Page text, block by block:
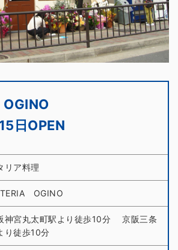
OGINO
日OPEN
リア料理
OGINO
神宮丸太町駅より徒歩10分 京阪三条
り徒歩10分